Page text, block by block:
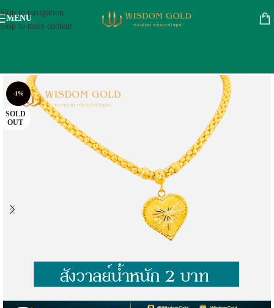
Skip to navigation
Skip to main content
MENU
-1%
SOLD
OUT